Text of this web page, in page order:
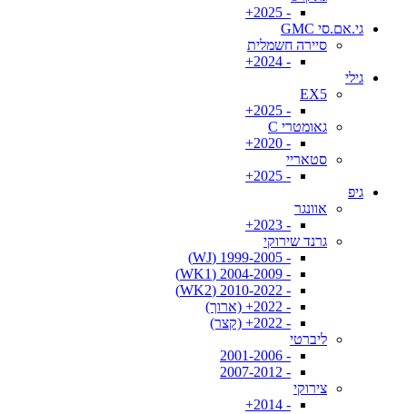
- 2025+
גי.אם.סי GMC
סיירה חשמלית
- 2024+
גילי
EX5
- 2025+
גאומטרי C
- 2020+
סטאריי
- 2025+
גיפ
אוונגר
- 2023+
גרנד שירוקי
- 1999-2005 (WJ)
- 2004-2009 (WK1)
- 2010-2022 (WK2)
- 2022+ (ארוך)
- 2022+ (קצר)
ליברטי
- 2001-2006
- 2007-2012
צירוקי
- 2014+